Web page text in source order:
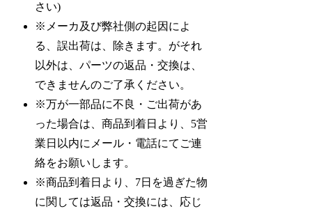
さい)
※メーカ及び弊社側の起因によ
る、誤出荷は、除きます。がそれ
以外は、パーツの返品・交換は、
できませんのご了承ください。
※万が一部品に不良・ご出荷があ
った場合は、商品到着日より、5営
業日以内にメール・電話にてご連
絡をお願いします。
※商品到着日より、7日を過ぎた物
に関しては返品・交換には、応じ